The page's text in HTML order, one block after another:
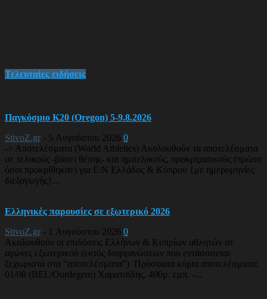
Τελευταίες ειδήσεις
Παγκόσμιο Κ20 (Oregon) 5-9.8.2026
StivoZ.gr - 5 Αυγούστου 2026 0
-> Αποτελέσματα (World Athletics) Ακολουθούν τα αποτελέσματα
σε τελικούς -βάσει θέσης- και ημιτελικούς, προκριματικούς (πρώτα
όσοι προκρίθηκαν) για Ε/Ν Ελλάδος & Κύπρου {με ημερομηνίες
διεξαγωγής}...
Ελληνικές παρουσίες σε εξωτερικό 2026
StivoZ.gr - 1 Αυγούστου 2026 0
Ακολουθούν οι επιδόσεις Ελλήνων & Κυπρίων αθλητών σε
αγώνες εξωτερικού (εκτός διοργανώσεων που εντάσσονται
ξεχωριστά στα “αποτελέσματα”) Πρόσφατα κύρια αποτελέσματα:
01/08 (BEL/Oordegem) Χαρατσίδης, 400μ. εμπ. -...